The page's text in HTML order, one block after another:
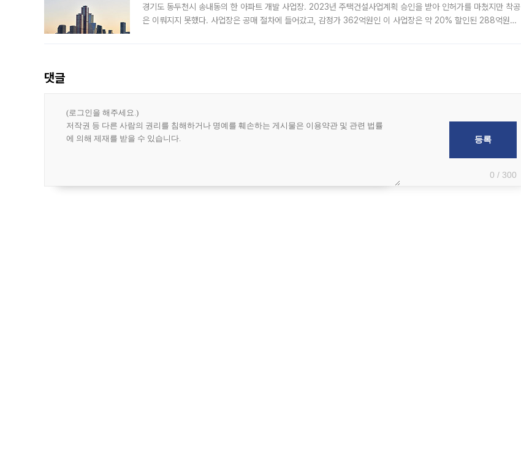
경기도 동두천시 송내동의 한 아파트 개발 사업장. 2023년 주택건설사업계획 승인을 받아 인허가를 마쳤지만 착공
은 이뤄지지 못했다. 사업장은 공매 절차에 들어갔고, 감정가 362억원인 이 사업장은 약 20% 할인된 288억원에
댓글
0 / 300